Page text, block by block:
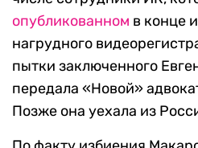
опубликованном в конце
нагрудного
пытки заключенного
передала «Новой»
Позже она уехала из